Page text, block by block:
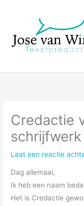
inhoud
Credactie
schrijfwerk
Laat een reactie
Dag allemaal,
Ik heb een naam
Het is Credactie